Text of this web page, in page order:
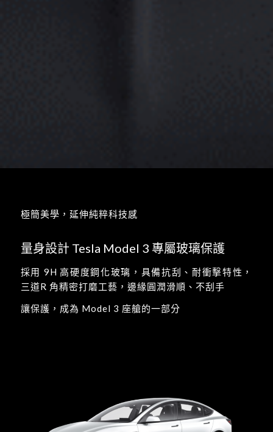
極簡美學，延伸純粹科技感
量身設計 Tesla Model 3 專屬玻璃保護
採用 9H 高硬度鋼化玻璃，具備抗刮、耐衝擊特性，
三道R 角精密打磨工藝，邊緣圓潤滑順、不刮手
讓保護，成為 Model 3 座艙的一部分